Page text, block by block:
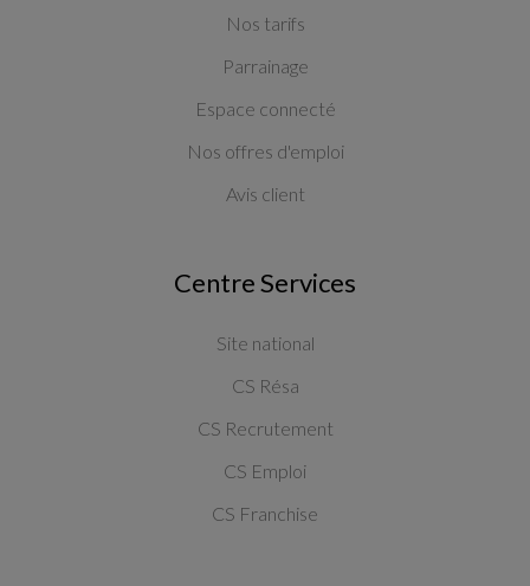
Nos tarifs
Parrainage
Espace connecté
Nos offres d'emploi
Avis client
Centre Services
Site national
CS Résa
CS Recrutement
CS Emploi
CS Franchise